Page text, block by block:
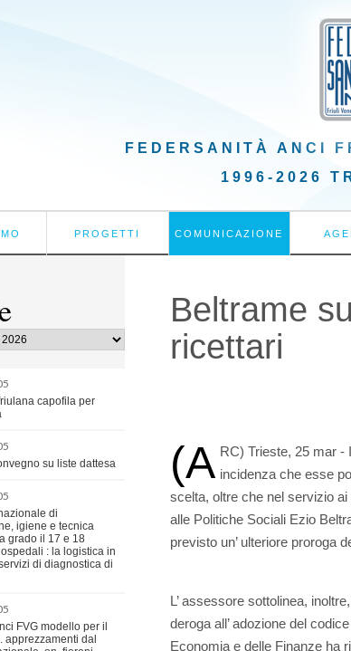
FEDERSANITÀ ANCI
1996-2026
PROGETTI COMUNICAZIONE
capofila per
su liste dattesa
di
igiene e tecnica
grado il 17 e 18
: la logistica in
di diagnostica di
FVG modello per il
apprezzamenti dal
Beltrame
ricettari
(A RC) Trieste, 25 mar -
incidenza che esse
scelta, oltre che nel servizio ai
alle Politiche Sociali Ezio
previsto un’ ulteriore proroga
L’ assessore sottolinea,
deroga all’ adozione del
Economia e delle Finanze ha